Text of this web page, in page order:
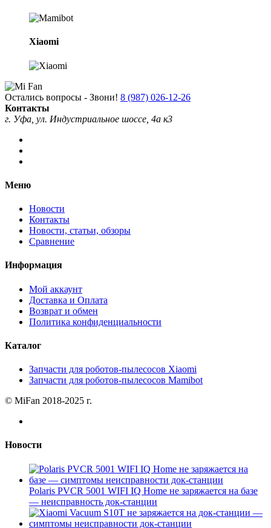
Xiaomi
Остались вопросы - Звони! 8 (987) 026-12-26
Контакты
г. Уфа, ул. Индустриальное шоссе, 4а к3
Меню
Новости
Контакты
Новости, статьи, обзоры
Сравнение
Информация
Мой аккаунт
Доставка и Оплата
Возврат и обмен
Политика конфиденциальности
Каталог
Запчасти для роботов-пылесосов Xiaomi
Запчасти для роботов-пылесосов Mamibot
© MiFan 2018-2025 г.
Новости
Polaris PVCR 5001 WIFI IQ Home не заряжается на базе
— неисправность док-станции